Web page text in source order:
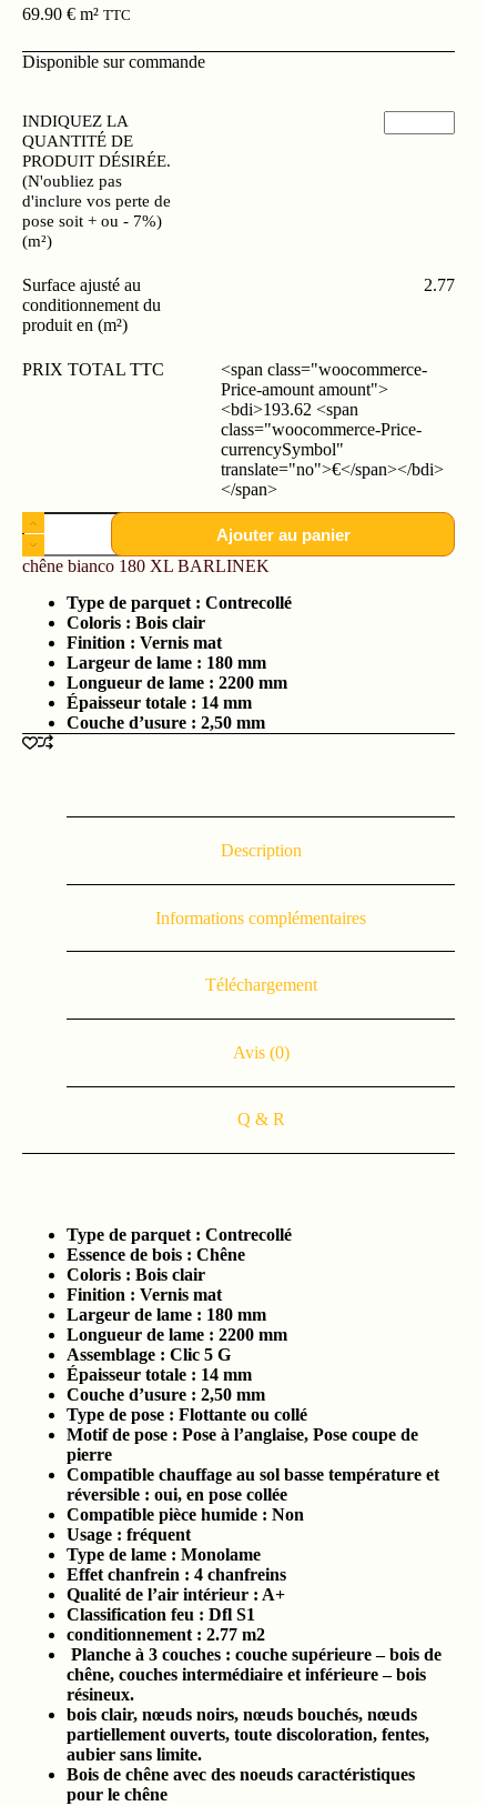
69.90 € m² TTC
Disponible sur commande
INDIQUEZ LA
QUANTITÉ DE
PRODUIT DÉSIRÉE.
(N'oubliez pas
d'inclure vos perte de
pose soit + ou - 7%)
(m²)
Surface ajusté au
conditionnement du
produit en (m²)
2.77
PRIX TOTAL TTC
<span class="woocommerce-
Price-amount amount">
<bdi>193.62 <span
class="woocommerce-Price-
currencySymbol"
translate="no">€</span></bdi>
</span>
Ajouter au panier
chêne bianco 180 XL BARLINEK
Type de parquet : Contrecollé
Coloris : Bois clair
Finition : Vernis mat
Largeur de lame : 180 mm
Longueur de lame : 2200 mm
Épaisseur totale : 14 mm
Couche d’usure : 2,50 mm
Description
Informations complémentaires
Téléchargement
Avis (0)
Q & R
Type de parquet : Contrecollé
Essence de bois : Chêne
Coloris : Bois clair
Finition : Vernis mat
Largeur de lame : 180 mm
Longueur de lame : 2200 mm
Assemblage : Clic 5 G
Épaisseur totale : 14 mm
Couche d’usure : 2,50 mm
Type de pose : Flottante ou collé
Motif de pose : Pose à l’anglaise, Pose coupe de
pierre
Compatible chauffage au sol basse température et
réversible : oui, en pose collée
Compatible pièce humide : Non
Usage : fréquent
Type de lame : Monolame
Effet chanfrein : 4 chanfreins
Qualité de l’air intérieur : A+
Classification feu : Dfl S1
conditionnement : 2.77 m2
Planche à 3 couches : couche supérieure – bois de
chêne, couches intermédiaire et inférieure – bois
résineux.
bois clair, nœuds noirs, nœuds bouchés, nœuds
partiellement ouverts, toute discoloration, fentes,
aubier sans limite.
Bois de chêne avec des noeuds caractéristiques
pour le chêne